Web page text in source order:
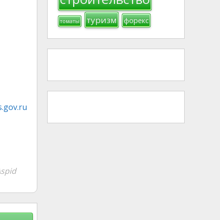
томаты туризм форекс